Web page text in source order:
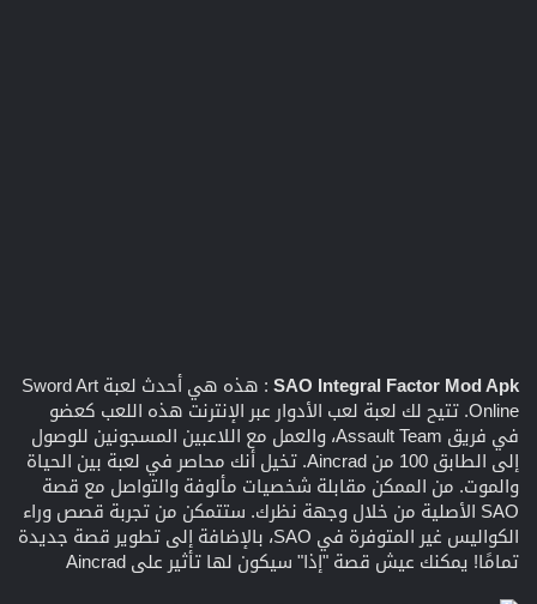
SAO Integral Factor Mod Apk
: هذه هي أحدث لعبة Sword Art
Online. تتيح لك لعبة لعب الأدوار عبر الإنترنت هذه اللعب كعضو
في فريق Assault Team، والعمل مع اللاعبين المسجونين للوصول
إلى الطابق 100 من Aincrad. تخيل أنك محاصر في لعبة بين الحياة
والموت. من الممكن مقابلة شخصيات مألوفة والتواصل مع قصة
SAO الأصلية من خلال وجهة نظرك. ستتمكن من تجربة قصص وراء
الكواليس غير المتوفرة في SAO، بالإضافة إلى تطوير قصة جديدة
تمامًا! يمكنك عيش قصة "إذا" سيكون لها تأثير على Aincrad